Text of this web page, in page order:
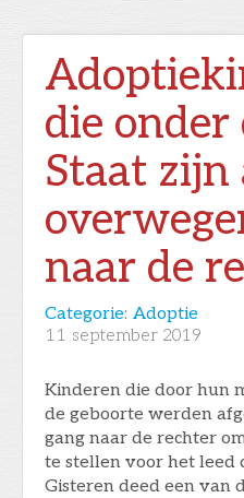
die
Staat zijn
naar de
Categorie: Adoptie
11 september 2019
Kinderen die door hun
de geboorte werden
gang naar de rechter
te stellen voor het leed
Gisteren deed een van